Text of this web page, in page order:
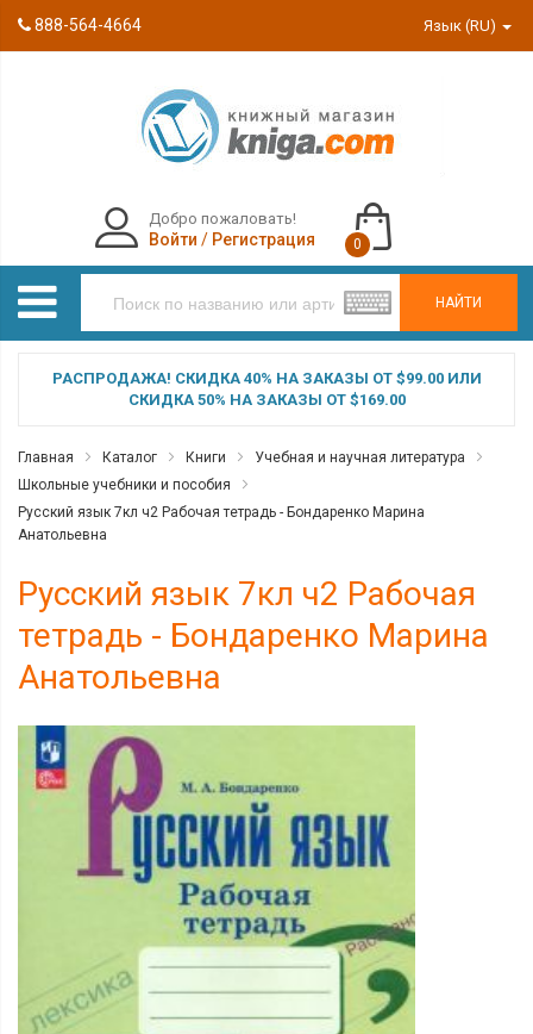
888-564-4664 Язык (RU)
НАЙТИ
Добро пожаловать!
Войти / Регистрация 0
РАСПРОДАЖА! СКИДКА 40% НА ЗАКАЗЫ ОТ $99.00 ИЛИ
СКИДКА 50% НА ЗАКАЗЫ ОТ $169.00
Главная Каталог Книги
Учебная и научная литература
Школьные учебники и пособия
Русский язык 7кл ч2 Рабочая тетрадь - Бондаренко Марина
Анатольевна
Русский язык 7кл ч2 Рабочая
тетрадь - Бондаренко Марина
Анатольевна